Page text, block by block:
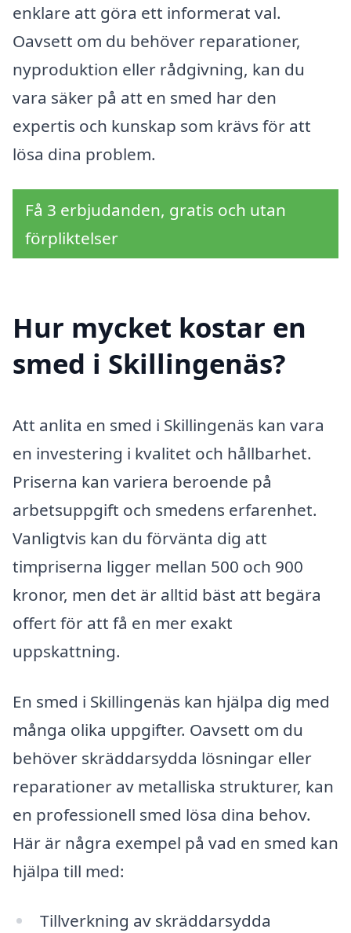
enklare att göra ett informerat val.
Oavsett om du behöver reparationer,
nyproduktion eller rådgivning, kan du
vara säker på att en smed har den
expertis och kunskap som krävs för att
lösa dina problem.
Få 3 erbjudanden, gratis och utan
förpliktelser
Hur mycket kostar en
smed i Skillingenäs?
Att anlita en smed i Skillingenäs kan vara
en investering i kvalitet och hållbarhet.
Priserna kan variera beroende på
arbetsuppgift och smedens erfarenhet.
Vanligtvis kan du förvänta dig att
timpriserna ligger mellan 500 och 900
kronor, men det är alltid bäst att begära
offert för att få en mer exakt
uppskattning.
En smed i Skillingenäs kan hjälpa dig med
många olika uppgifter. Oavsett om du
behöver skräddarsydda lösningar eller
reparationer av metalliska strukturer, kan
en professionell smed lösa dina behov.
Här är några exempel på vad en smed kan
hjälpa till med:
Tillverkning av skräddarsydda